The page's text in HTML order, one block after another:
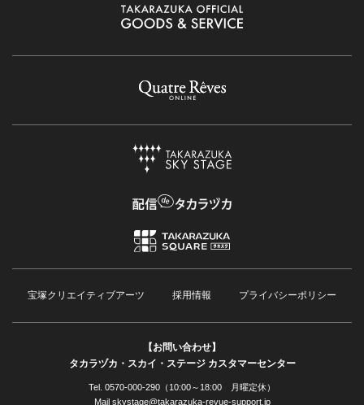
宝塚クリエイティブアーツ 採用情報 プライバシーポリシー
【お問い合わせ】
タカラヅカ・スカイ・ステージ カスタマーセンター
Tel. 0570-000-290（10:00～18:00 月曜定休）
Mail skystage@takarazuka-revue-support.jp